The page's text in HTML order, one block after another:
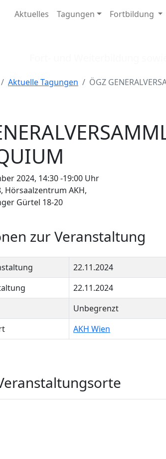
Aktuelles Tagungen Fortbildung
Aktuelle Tagungen ÖGZ
2024, 14:30 -19:00 Uhr
Hörsaalzentrum AKH,
Gürtel 18-20
zur Veranstaltung
22.11.2024
22.11.2024
Unbegrenzt
AKH Wien